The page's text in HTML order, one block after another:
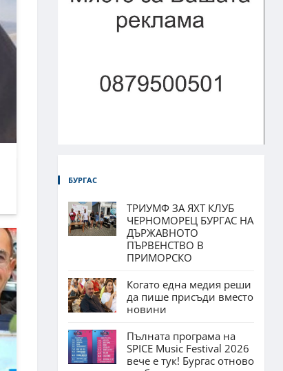
БУРГАС
ТРИУМФ ЗА ЯХТ КЛУБ
ЧЕРНОМОРЕЦ БУРГАС НА
ДЪРЖАВНОТО
ПЪРВЕНСТВО В
ПРИМОРСКО
Когато една медия реши
да пише присъди вместо
новини
Пълната програма на
SPICE Music Festival 2026
вече е тук! Бургас отново